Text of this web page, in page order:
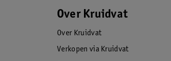
Over Kruidvat
Over Kruidvat
Verkopen via Kruidvat